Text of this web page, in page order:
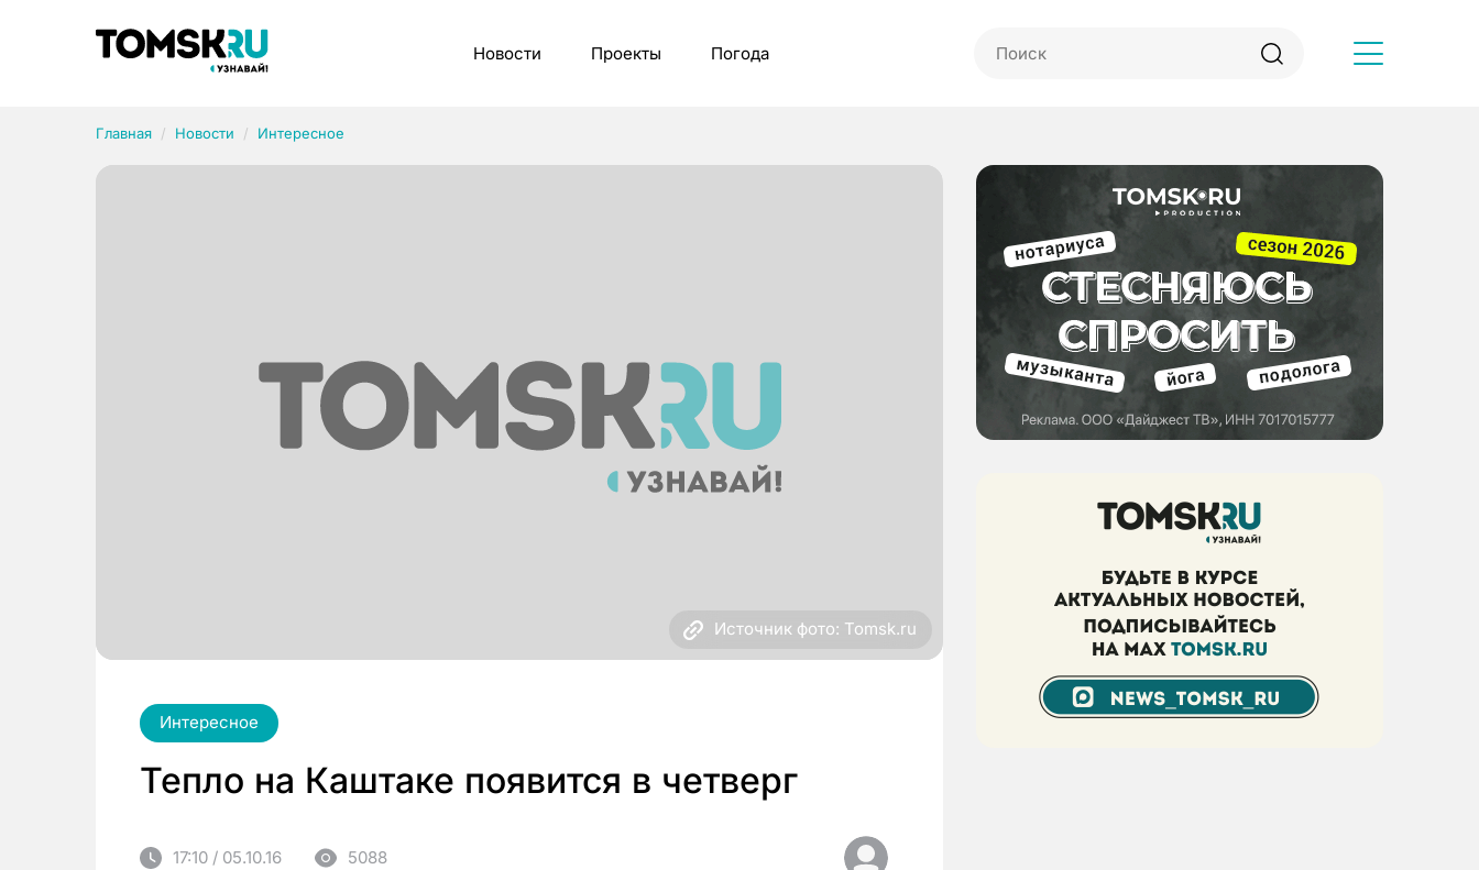
Новости Проекты Погода
Главная Новости Интересное
Источник фото: Tomsk.ru
Интересное
Тепло на Каштаке появится в четверг
17:10 / 05.10.16 5088
Рубрики